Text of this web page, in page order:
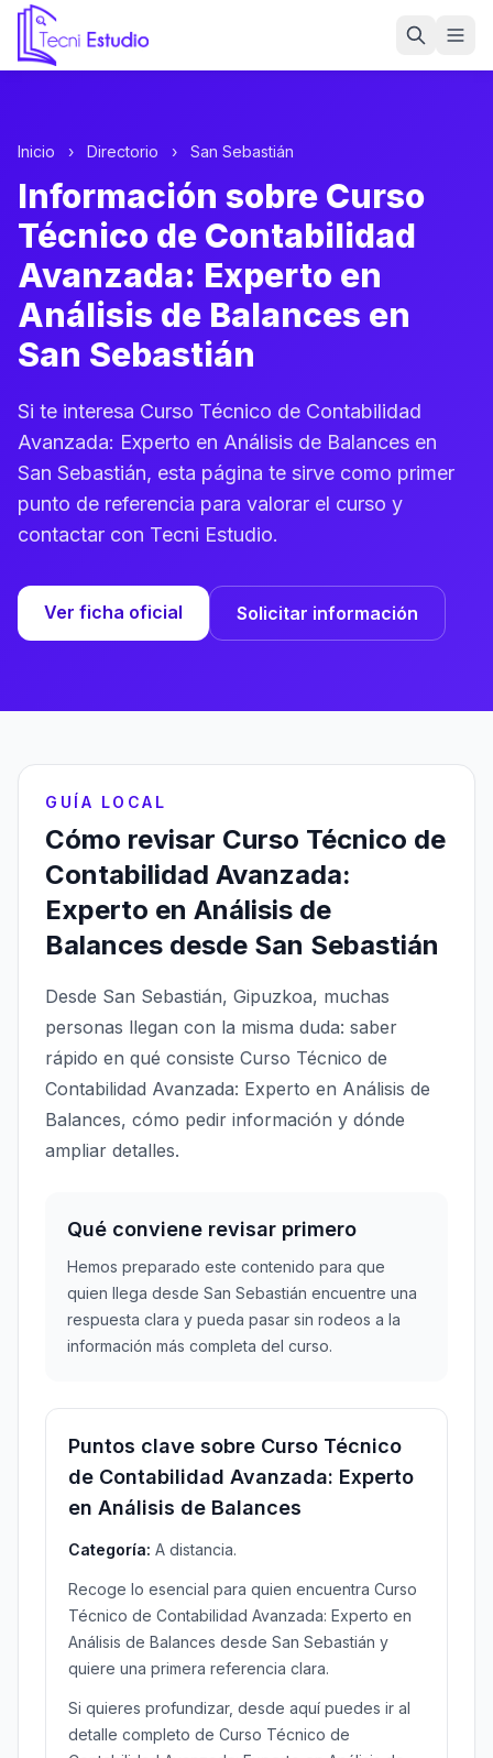
Ir a la página de inicio de Tecni Estudio
Inicio › Directorio › San Sebastián
Información sobre Curso
Técnico de Contabilidad
Avanzada: Experto en
Análisis de Balances en
San Sebastián
Si te interesa Curso Técnico de Contabilidad
Avanzada: Experto en Análisis de Balances en
San Sebastián, esta página te sirve como primer
punto de referencia para valorar el curso y
contactar con Tecni Estudio.
Ver ficha oficial Solicitar información
GUÍA LOCAL
Cómo revisar Curso Técnico de
Contabilidad Avanzada:
Experto en Análisis de
Balances desde San Sebastián
Desde San Sebastián, Gipuzkoa, muchas
personas llegan con la misma duda: saber
rápido en qué consiste Curso Técnico de
Contabilidad Avanzada: Experto en Análisis de
Balances, cómo pedir información y dónde
ampliar detalles.
Qué conviene revisar primero
Hemos preparado este contenido para que
quien llega desde San Sebastián encuentre una
respuesta clara y pueda pasar sin rodeos a la
información más completa del curso.
Puntos clave sobre Curso Técnico
de Contabilidad Avanzada: Experto
en Análisis de Balances
Categoría: A distancia.
Recoge lo esencial para quien encuentra Curso
Técnico de Contabilidad Avanzada: Experto en
Análisis de Balances desde San Sebastián y
quiere una primera referencia clara.
Si quieres profundizar, desde aquí puedes ir al
detalle completo de Curso Técnico de